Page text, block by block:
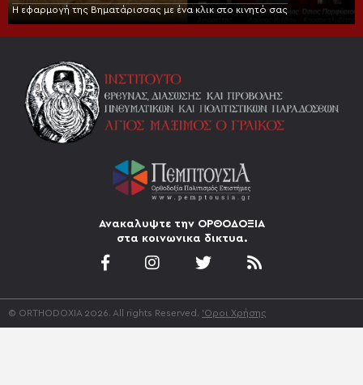
Η εφαρμογή της Βηματάρισσας με ένα κλικ στο κινητό σας
Ανακαλυψτε την ΟΡΘΟΔΟΞΙΑ
στα κοινωνικα δικτυα.
© ORTHODOXIA 2026. All rights Reserved. 'Οροι Χρήσης